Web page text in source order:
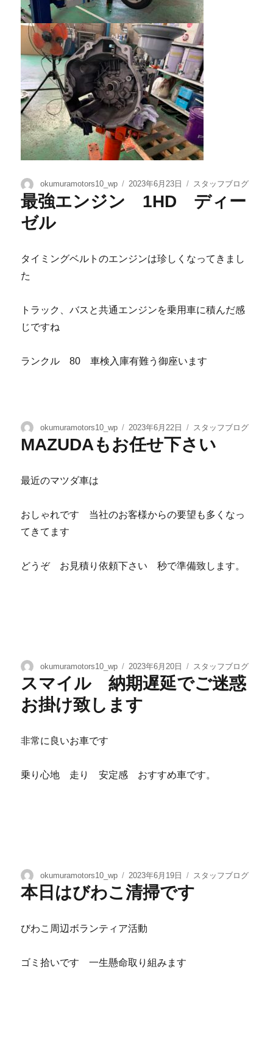
okumuramotors10_wp 2023年6月23日 スタッフブログ
最強エンジン 1HD ディー
ゼル
タイミングベルトのエンジンは珍しくなってきまし
た
トラック、バスと共通エンジンを乗用車に積んだ感
じですね
ランクル 80 車検入庫有難う御座います
okumuramotors10_wp 2023年6月22日 スタッフブログ
MAZUDAもお任せ下さい
最近のマツダ車は
おしゃれです 当社のお客様からの要望も多くなっ
てきてます
どうぞ お見積り依頼下さい 秒で準備致します。
okumuramotors10_wp 2023年6月20日 スタッフブログ
スマイル 納期遅延でご迷惑
お掛け致します
非常に良いお車です
乗り心地 走り 安定感 おすすめ車です。
okumuramotors10_wp 2023年6月19日 スタッフブログ
本日はびわこ清掃です
びわこ周辺ボランティア活動
ゴミ拾いです 一生懸命取り組みます